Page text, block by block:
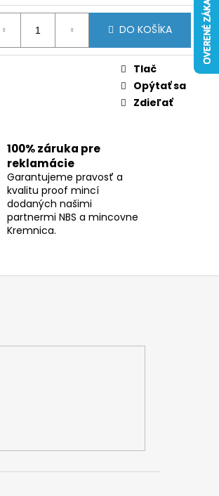
DO KOŠÍKA
Tlač
Opýtať sa
Zdieľať
100% záruka pre
reklamácie
Garantujeme pravosť a
kvalitu proof mincí
dodaných našimi
partnermi NBS a mincovne
Kremnica.